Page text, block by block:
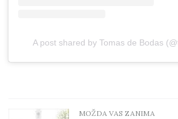
A post shared by Tomas de Bodas
MOŽDA VAS ZANIMA